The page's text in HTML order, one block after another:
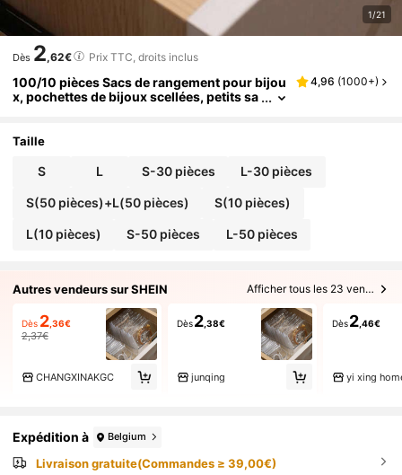
1/21
Dès 2,62€ Prix TTC, droits inclus
100/10 pièces Sacs de rangement pour bijou
x, pochettes de bijoux scellées, petits sa
-ternissement
4,96 (1000+)
Taille
S L S-30 pièces L-30 pièces
S(50 pièces)+L(50 pièces) S(10 pièces)
L(10 pièces) S-50 pièces L-50 pièces
Autres vendeurs sur SHEIN Afficher tous les 23 vendeurs
Dès 2,36€
2,37€
CHANGXINAKGC
Dès2,38€
junqing
Dès 2,46€
yi xing
Expédition à Belgium
Livraison gratuite(Commandes ≥ 39,00€)